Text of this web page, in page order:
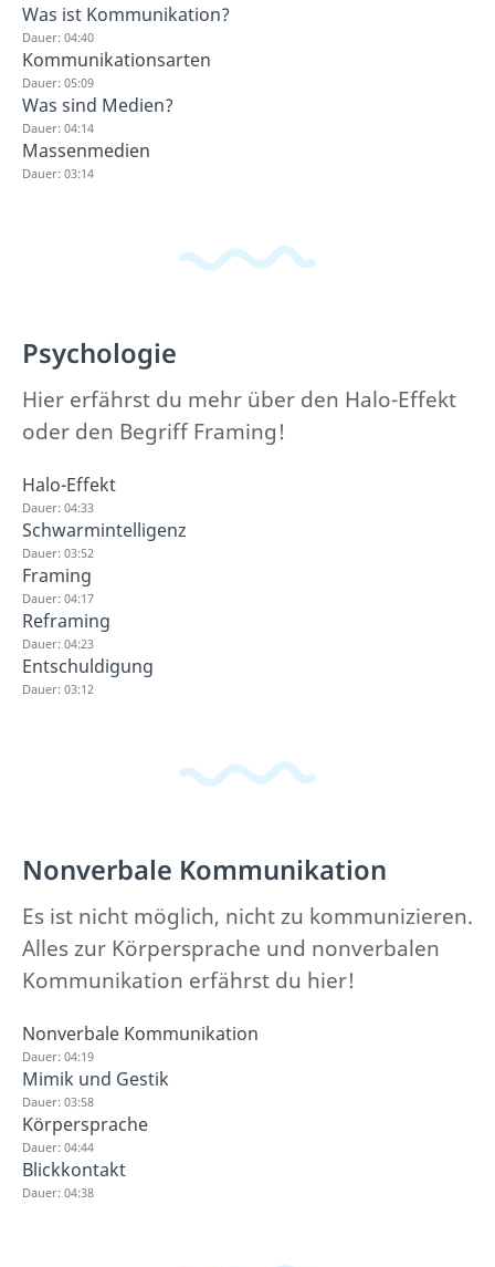
Was ist Kommunikation?
Dauer: 04:40
Kommunikationsarten
Dauer: 05:09
Was sind Medien?
Dauer: 04:14
Massenmedien
Dauer: 03:14
Psychologie
Hier erfährst du mehr über den Halo-Effekt
oder den Begriff Framing!
Halo-Effekt
Dauer: 04:33
Schwarmintelligenz
Dauer: 03:52
Framing
Dauer: 04:17
Reframing
Dauer: 04:23
Entschuldigung
Dauer: 03:12
Nonverbale Kommunikation
Es ist nicht möglich, nicht zu kommunizieren.
Alles zur Körpersprache und nonverbalen
Kommunikation erfährst du hier!
Nonverbale Kommunikation
Dauer: 04:19
Mimik und Gestik
Dauer: 03:58
Körpersprache
Dauer: 04:44
Blickkontakt
Dauer: 04:38